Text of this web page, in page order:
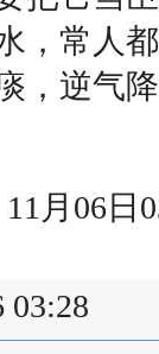
，常人
，逆气
月06日
03:28